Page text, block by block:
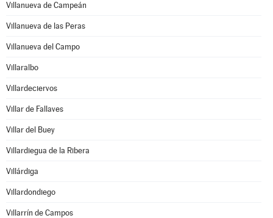
Villanueva de Campeán
Villanueva de las Peras
Villanueva del Campo
Villaralbo
Villardeciervos
Villar de Fallaves
Villar del Buey
Villardiegua de la Ribera
Villárdiga
Villardondiego
Villarrín de Campos